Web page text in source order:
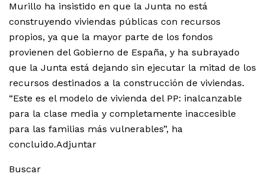
Murillo ha insistido en que la Junta no está
construyendo viviendas públicas con recursos
propios, ya que la mayor parte de los fondos
provienen del Gobierno de España, y ha subrayado
que la Junta está dejando sin ejecutar la mitad de los
recursos destinados a la construcción de viviendas.
“Este es el modelo de vivienda del PP: inalcanzable
para la clase media y completamente inaccesible
para las familias más vulnerables”, ha
concluido.Adjuntar
Buscar